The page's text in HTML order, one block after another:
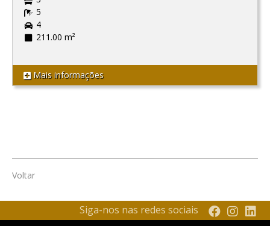
5
4
211.00 m²
Mais informações
Voltar
Siga-nos nas redes sociais